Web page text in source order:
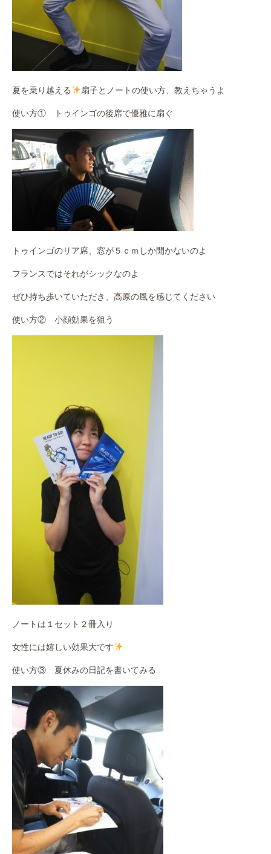
夏を乗り越える 扇子とノートの使い方、教えちゃうよ
使い方① トゥインゴの後席で優雅に扇ぐ
トゥインゴのリア席、窓が５ｃｍしか開かないのよ
フランスではそれがシックなのよ
ぜひ持ち歩いていただき、高原の風を感じてください
使い方② 小顔効果を狙う
ノートは１セット２冊入り
女性には嬉しい効果大です
使い方③ 夏休みの日記を書いてみる